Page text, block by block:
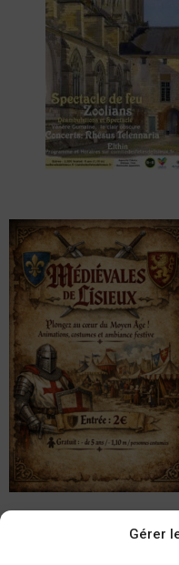
Gérer
Réservation de vos
https://